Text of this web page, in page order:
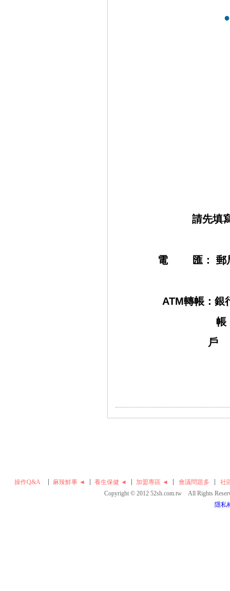
●
請先填
電 匯： 郵
ATM轉帳：
操作Q&A 麻辣鮮事 ◄ 養生保健 ◄ 加盟專區 ◄ 會議問題多
社
Copyright © 2012 52sh.com.tw All Rights
隱私